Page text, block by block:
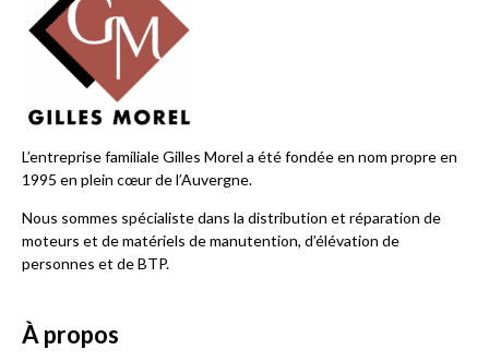
L’entreprise familiale Gilles Morel a été fondée en nom propre en
1995 en plein cœur de l’Auvergne.
Nous sommes spécialiste dans la distribution et réparation de
moteurs et de matériels de manutention, d’élévation de
personnes et de BTP.
À propos